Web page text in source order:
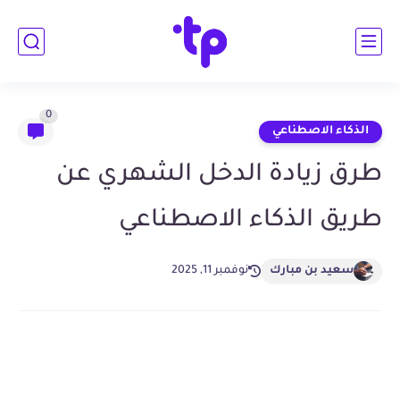
الذكاء الاصطناعي
0
طرق زيادة الدخل الشهري عن
طريق الذكاء الاصطناعي
سعيد بن مبارك نوفمبر 11, 2025